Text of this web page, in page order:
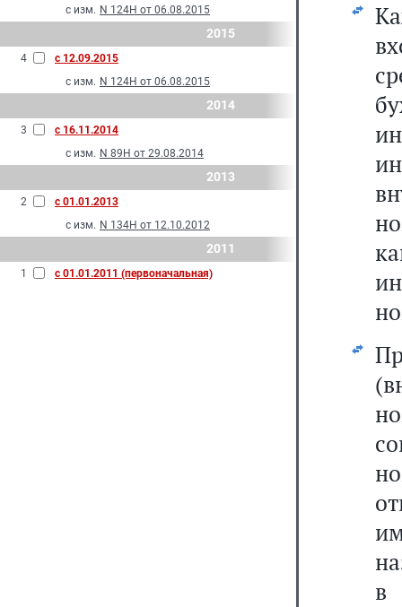
с изм. N 124Н от 06.08.2015
2015
4
с 12.09.2015
с изм. N 124Н от 06.08.2015
2014
3
с 16.11.2014
с изм. N 89Н от 29.08.2014
2013
2
с 01.01.2013
с изм. N 134Н от 12.10.2012
2011
1 с 01.01.2011 (первоначальная)
в